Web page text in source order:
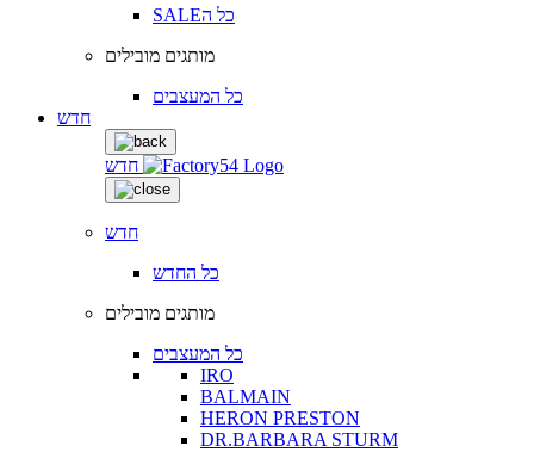
SALEכל ה
מותגים מובילים
כל המעצבים
חדש
חדש
חדש
כל החדש
מותגים מובילים
כל המעצבים
IRO
BALMAIN
HERON PRESTON
DR.BARBARA STURM